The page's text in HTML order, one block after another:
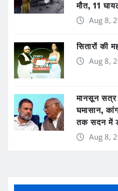
मौत, 11
Aug 8,
सितारों की
Aug 8,
मानसून सत्र
घमासान,
तक सदन में
Aug 8,